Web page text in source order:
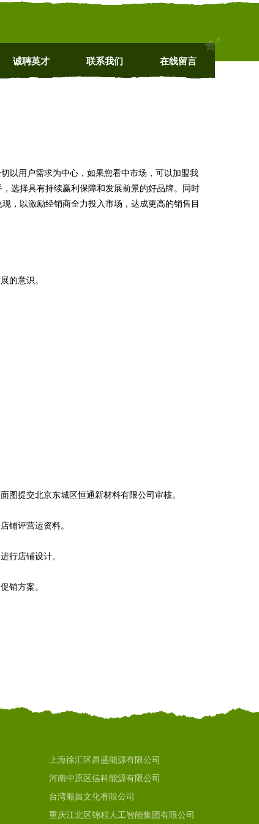
诚聘英才 联系我们 在线留言
以用户需求为中心，如果您看中市场，可以加盟我
选择具有持续赢利保障和发展前景的好品牌。同时
，以激励经销商全力投入市场，达成更高的销售目
的意识。
图提交北京东城区恒通新材料有限公司审核。
铺评营运资料。
行店铺设计。
销方案。
上海徐汇区昌盛能源有限公司
河南中原区信科能源有限公司
台湾顺昌文化有限公司
重庆江北区锦程人工智能集团有限公司